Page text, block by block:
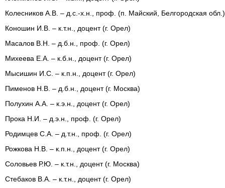
Колесников А.В. – д.с.-х.н., проф. (п. Майский, Белгородская обл.)
Коношин И.В. – к.т.н., доцент (г. Орел)
Масалов В.Н. – д.б.н., проф. (г. Орел)
Михеева Е.А. – к.б.н., доцент (г. Орел)
Мысишин И.С. – к.п.н., доцент (г. Орел)
Пименов Н.В. – д.б.н., доцент (г. Москва)
Полухин А.А. – к.э.н., доцент (г. Орел)
Прока Н.И. – д.э.н., проф. (г. Орел)
Родимцев С.А. – д.т.н., проф. (г. Орел)
Рожкова Н.В. – к.п.н., доцент (г. Орел)
Соловьев Р.Ю. – к.т.н., доцент (г. Москва)
Стебаков В.А. – к.т.н., доцент (г. Орел)